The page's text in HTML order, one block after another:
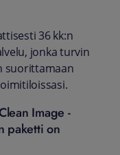
36 kk:n
jonka turvin
suorittamaan
Image -
paketti on